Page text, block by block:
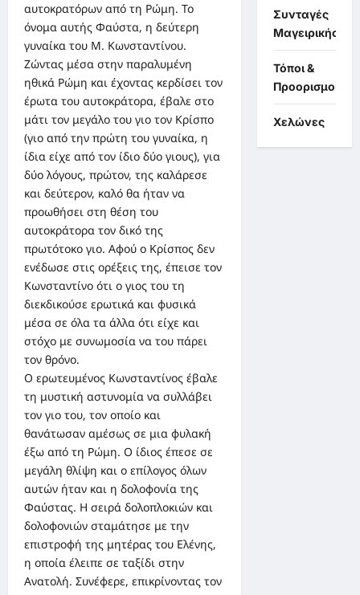
αυτοκρατόρων από τη Ρώμη. Το
όνομα αυτής Φαύστα, η δεύτερη
γυναίκα του Μ. Κωνσταντίνου.
Ζώντας μέσα στην παραλυμένη
ηθικά Ρώμη και έχοντας κερδίσει τον
έρωτα του αυτοκράτορα, έβαλε στο
μάτι τον μεγάλο του γιο τον Κρίσπο
(γιο από την πρώτη του γυναίκα, η
ίδια είχε από τον ίδιο δύο γιους), για
δύο λόγους, πρώτον, της καλάρεσε
και δεύτερον, καλό θα ήταν να
προωθήσει στη θέση του
αυτοκράτορα τον δικό της
πρωτότοκο γιο. Αφού ο Κρίσπος δεν
ενέδωσε στις ορέξεις της, έπεισε τον
Κωνσταντίνο ότι ο γιος του τη
διεκδικούσε ερωτικά και φυσικά
μέσα σε όλα τα άλλα ότι είχε και
στόχο με συνωμοσία να του πάρει
τον θρόνο.
Ο ερωτευμένος Κωνσταντίνος έβαλε
τη μυστική αστυνομία να συλλάβει
τον γιο του, τον οποίο και
θανάτωσαν αμέσως σε μια φυλακή
έξω από τη Ρώμη. Ο ίδιος έπεσε σε
μεγάλη θλίψη και ο επίλογος όλων
αυτών ήταν και η δολοφονία της
Φαύστας. Η σειρά δολοπλοκιών και
δολοφονιών σταμάτησε με την
επιστροφή της μητέρας του Ελένης,
η οποία έλειπε σε ταξίδι στην
Ανατολή. Συνέφερε, επικρίνοντας τον
Συνταγές
Μαγειρικής
Τόποι &
Προορισμοί
Χελώνες